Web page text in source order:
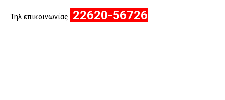
Τηλ επικοινωνίας 22620-56726